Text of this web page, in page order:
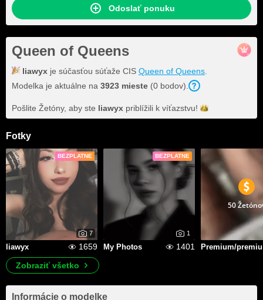
Odoslať ponuku
Queen of Queens
liawyx je súčasťou súťaže CIS Queen of Queens
Modelka je aktuálne na 3923 mieste (0 bodov).
Pošlite Žetóny, aby ste liawyx priblížili k víťazstvu!
Fotky
BEZPLATNE
7
liawyx 1659
BEZPLATNE
1
My Photos 1401
50
Zobraziť všetko
Informácie o modelke